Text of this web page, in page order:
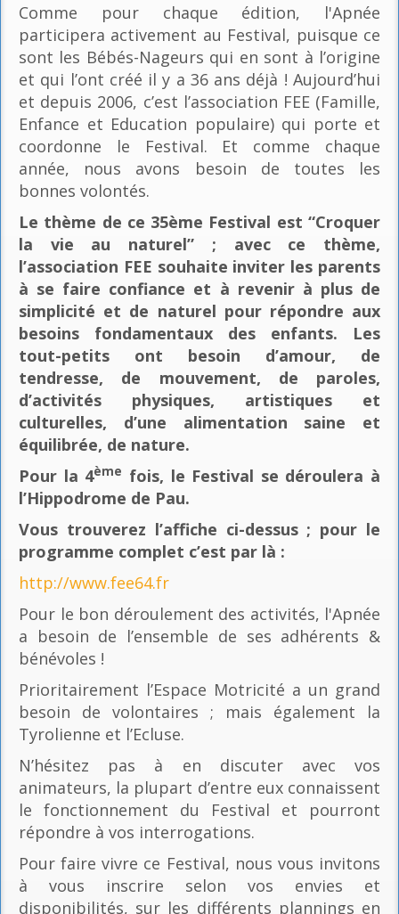
Comme pour chaque édition, l'Apnée
participera activement au Festival, puisque ce
sont les Bébés-Nageurs qui en sont à l’origine
et qui l’ont créé il y a 36 ans déjà ! Aujourd’hui
et depuis 2006, c’est l’association FEE (Famille,
Enfance et Education populaire) qui porte et
coordonne le Festival. Et comme chaque
année, nous avons besoin de toutes les
bonnes volontés.
Le thème de ce 35ème Festival est “Croquer
la vie au naturel” ; avec ce thème,
l’association FEE souhaite inviter les parents
à se faire confiance et à revenir à plus de
simplicité et de naturel pour répondre aux
besoins fondamentaux des enfants. Les
tout-petits ont besoin d’amour, de
tendresse, de mouvement, de paroles,
d’activités physiques, artistiques et
culturelles, d’une alimentation saine et
équilibrée, de nature.
Pour la 4ème fois, le Festival se déroulera à
l’Hippodrome de Pau.
Vous trouverez l’affiche ci-dessus ; pour le
programme complet c’est par là :
http://www.fee64.fr
Pour le bon déroulement des activités, l'Apnée
a besoin de l’ensemble de ses adhérents &
bénévoles !
Prioritairement l’Espace Motricité a un grand
besoin de volontaires ; mais également la
Tyrolienne et l’Ecluse.
N’hésitez pas à en discuter avec vos
animateurs, la plupart d’entre eux connaissent
le fonctionnement du Festival et pourront
répondre à vos interrogations.
Pour faire vivre ce Festival, nous vous invitons
à vous inscrire selon vos envies et
disponibilités, sur les différents plannings en